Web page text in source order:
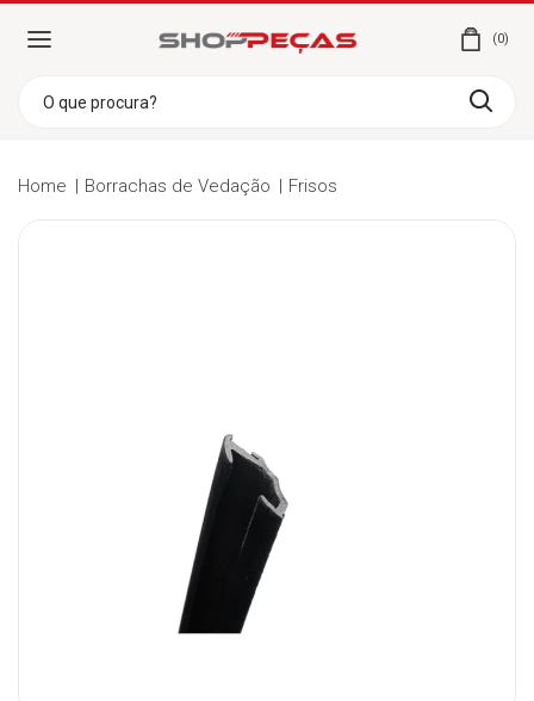
0
Home Borrachas de Vedação Frisos